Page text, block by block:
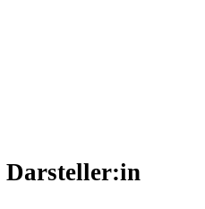
Darsteller:in